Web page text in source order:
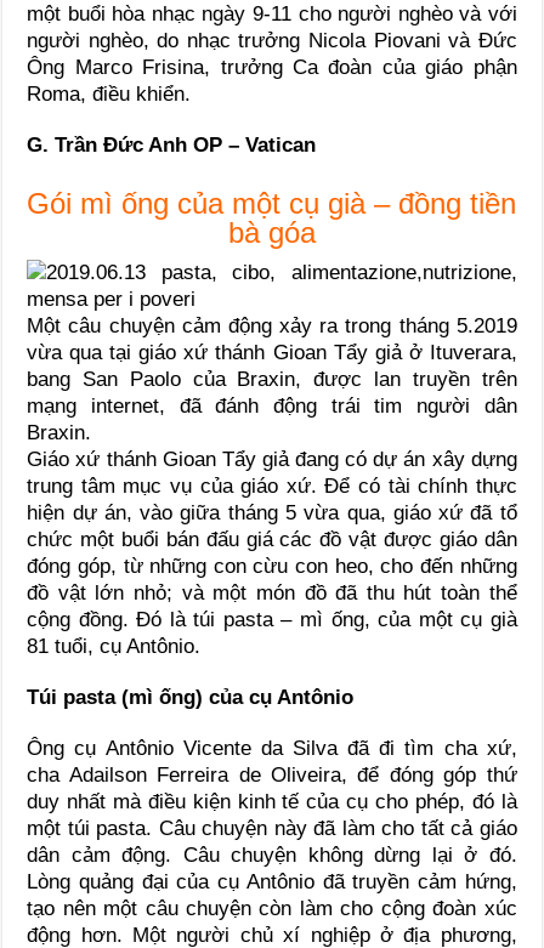
một buổi hòa nhạc ngày 9-11 cho người nghèo và với
người nghèo, do nhạc trưởng Nicola Piovani và Đức
Ông Marco Frisina, trưởng Ca đoàn của giáo phận
Roma, điều khiển.
G. Trần Đức Anh OP – Vatican
Gói mì ống của một cụ già – đồng tiền
bà góa
Một câu chuyện cảm động xảy ra trong tháng 5.2019
vừa qua tại giáo xứ thánh Gioan Tẩy giả ở Ituverara,
bang San Paolo của Braxin, được lan truyền trên
mạng internet, đã đánh động trái tim người dân
Braxin.
Giáo xứ thánh Gioan Tẩy giả đang có dự án xây dựng
trung tâm mục vụ của giáo xứ. Để có tài chính thực
hiện dự án, vào giữa tháng 5 vừa qua, giáo xứ đã tổ
chức một buổi bán đấu giá các đồ vật được giáo dân
đóng góp, từ những con cừu con heo, cho đến những
đồ vật lớn nhỏ; và một món đồ đã thu hút toàn thể
cộng đồng. Đó là túi pasta – mì ống, của một cụ già
81 tuổi, cụ Antônio.
Túi pasta (mì ống) của cụ Antônio
Ông cụ Antônio Vicente da Silva đã đi tìm cha xứ,
cha Adailson Ferreira de Oliveira, để đóng góp thứ
duy nhất mà điều kiện kinh tế của cụ cho phép, đó là
một túi pasta. Câu chuyện này đã làm cho tất cả giáo
dân cảm động. Câu chuyện không dừng lại ở đó.
Lòng quảng đại của cụ Antônio đã truyền cảm hứng,
tạo nên một câu chuyện còn làm cho cộng đoàn xúc
động hơn. Một người chủ xí nghiệp ở địa phương,